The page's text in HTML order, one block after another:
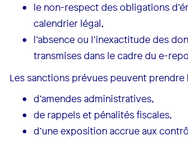
le non-respect des obligations
calendrier légal,
l’absence ou l’inexactitude des
transmises dans le cadre du e-
Les sanctions prévues peuvent prendre
d’amendes administratives,
de rappels et pénalités fiscales,
d’une exposition accrue aux